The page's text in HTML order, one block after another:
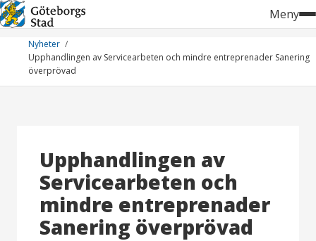
Hoppa
till
innehåll
Meny
Nyheter
Upphandlingen av Servicearbeten och mindre entreprenader Sanering
överprövad
Upphandlingen av
Servicearbeten och
mindre entreprenader
Sanering överprövad